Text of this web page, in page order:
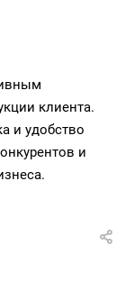
клиента.
и удобство
и